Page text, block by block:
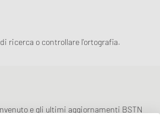
ricerca o controllare l'ortografia.
e gli ultimi aggiornamenti BSTN